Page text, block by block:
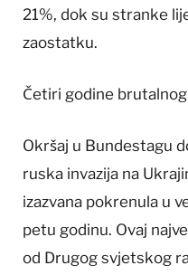
21%, dok su stranke
zaostatku.
Četiri godine
Okršaj u Bundestagu
ruska invazija na
izazvana pokrenula u
petu godinu. Ovaj
od Drugog svjetskog